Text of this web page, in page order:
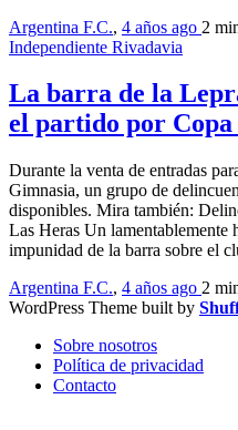
Argentina F.C., 4 años ago 2
Independiente Rivadavia
La barra de la
el partido por
Durante la venta de entradas
Gimnasia, un grupo de
disponibles. Mira también:
Las Heras Un lamentablemente
impunidad de la barra sobre el
Argentina F.C., 4 años ago 2
WordPress Theme built by
Sobre nosotros
Política de privacidad
Contacto